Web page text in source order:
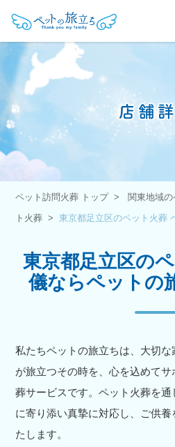
ペット訪問火葬 トップ 関東地域
ト火葬
東京都足立区のペット火葬
東京都足立区の
儀ならペットの
私たちペットの旅立ちは、大切
が旅立つその時を、心を込めて
葬サービスです。ペット火葬を
に寄り添い真摯に対応し、ご供
たします。